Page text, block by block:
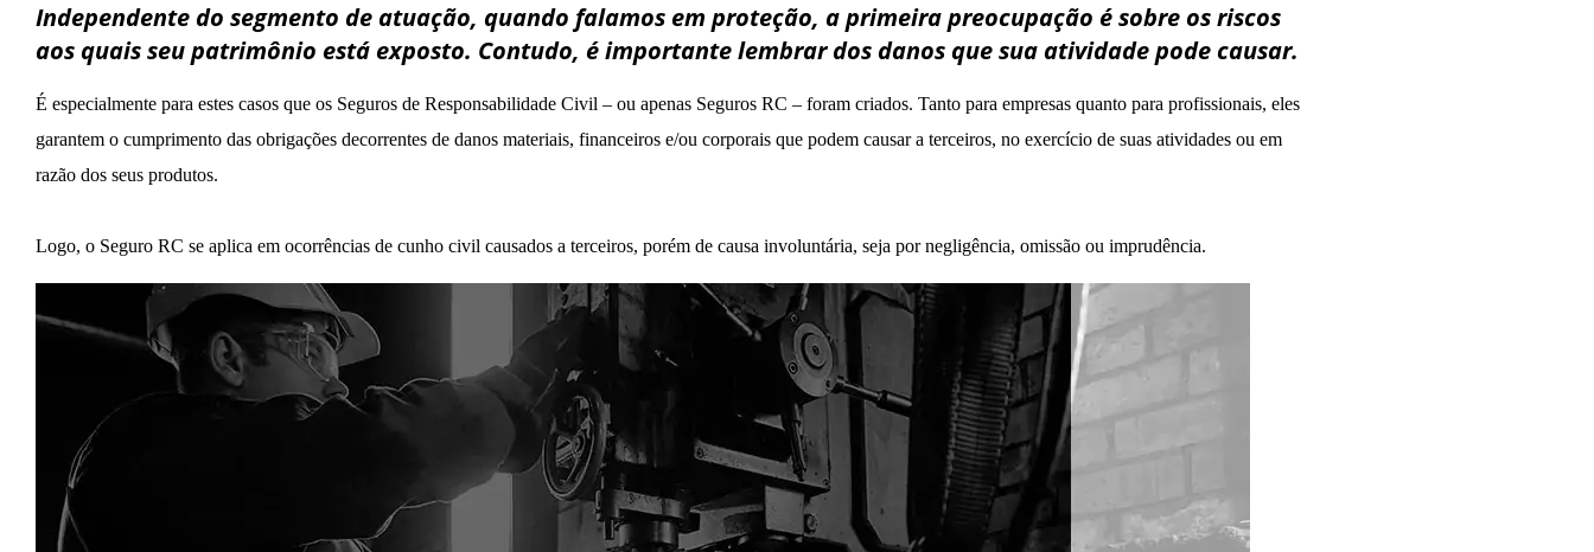
Independente do segmento de atuação, quando falamos em proteção, a primeira preocupação é sobre os riscos
aos quais seu patrimônio está exposto. Contudo, é importante lembrar dos danos que sua atividade pode causar.
É especialmente para estes casos que os Seguros de Responsabilidade Civil – ou apenas Seguros RC – foram criados. Tanto para empresas quanto para profissionais, eles
garantem o cumprimento das obrigações decorrentes de danos materiais, financeiros e/ou corporais que podem causar a terceiros, no exercício de suas atividades ou em
razão dos seus produtos.
Logo, o Seguro RC se aplica em ocorrências de cunho civil causados a terceiros, porém de causa involuntária, seja por negligência, omissão ou imprudência.